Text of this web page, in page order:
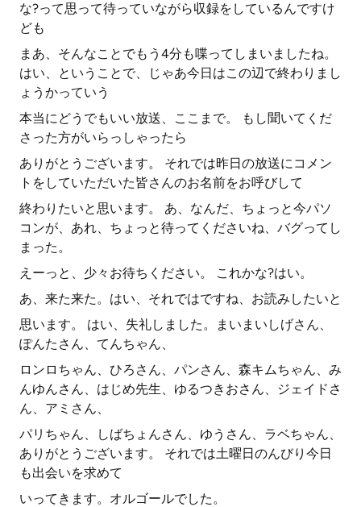
な?って思って待っていながら収録をしているんですけ
ども
まあ、そんなことでもう4分も喋ってしまいましたね。
はい、ということで、じゃあ今日はこの辺で終わりまし
ょうかっていう
本当にどうでもいい放送、ここまで。 もし聞いてくだ
さった方がいらっしゃったら
ありがとうございます。 それでは昨日の放送にコメン
トをしていただいた皆さんのお名前をお呼びして
終わりたいと思います。 あ、なんだ、ちょっと今パソ
コンが、あれ、ちょっと待ってくださいね、バグってし
まった。
えーっと、少々お待ちください。 これかな?はい。
あ、来た来た。はい、それではですね、お読みしたいと
思います。 はい、失礼しました。まいまいしげさん、
ぽんたさん、てんちゃん、
ロンロちゃん、ひろさん、パンさん、森キムちゃん、み
んゆんさん、はじめ先生、ゆるつきおさん、ジェイドさ
ん、アミさん、
パリちゃん、しばちょんさん、ゆうさん、ラベちゃん、
ありがとうございます。 それでは土曜日のんびり今日
も出会いを求めて
いってきます。オルゴールでした。